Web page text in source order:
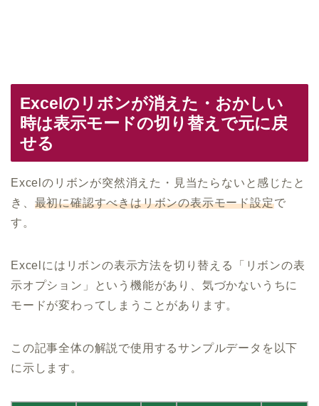
Excelのリボンが消えた・おかしい
時は表示モードの切り替えで元に戻
せる
Excelのリボンが突然消えた・見当たらないと感じたと
き、 最初に確認すべきはリボンの表示モード設定で
す。
Excelにはリボンの表示方法を切り替える「リボンの表
示オプション」という機能があり、気づかないうちに
モードが変わってしまうことがあります。
この記事全体の解説で使用するサンプルデータを以下
に示します。